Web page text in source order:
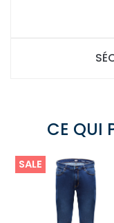
CE QUI
SALE